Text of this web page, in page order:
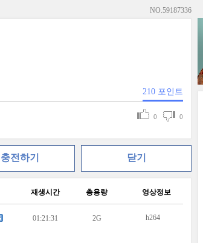
NO.59187336
210 포인트
0 0
충전하기 닫기
재생시간 총용량 영상정보
01:21:31 2G h264